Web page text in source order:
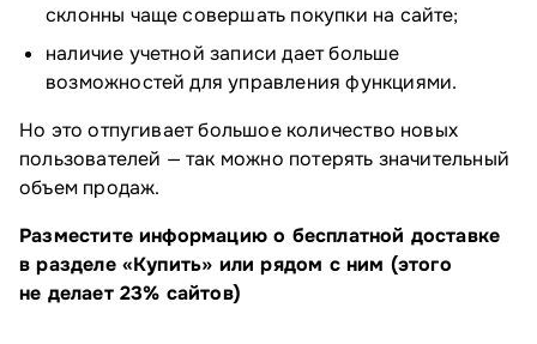
склонны чаще совершать покупки на сайте;
наличие учетной записи дает больше
возможностей для управления функциями.
Но это отпугивает большое количество новых
пользователей — так можно потерять значительный
объем продаж.
Разместите информацию о бесплатной доставке
в разделе «Купить» или рядом с ним (этого
не делает 23% сайтов)